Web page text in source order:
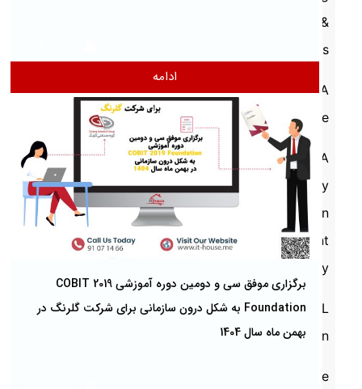
Analysis
DATA
Science
DATA
Security
in
Payment
Industry
DIGITAL
Transformation
Enterprise
ادامه
برگزاری موفق سی و دومین دوره آموزشی COBIT 2019
Foundation به شکل درون سازمانی برای شرکت گلرنگ در
بهمن ماه سال 1404